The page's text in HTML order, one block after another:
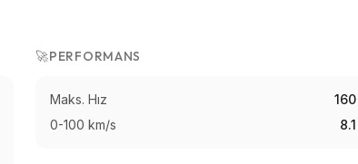
🚀PERFORMANS
Maks. Hız
160
0-100 km/s
8.1